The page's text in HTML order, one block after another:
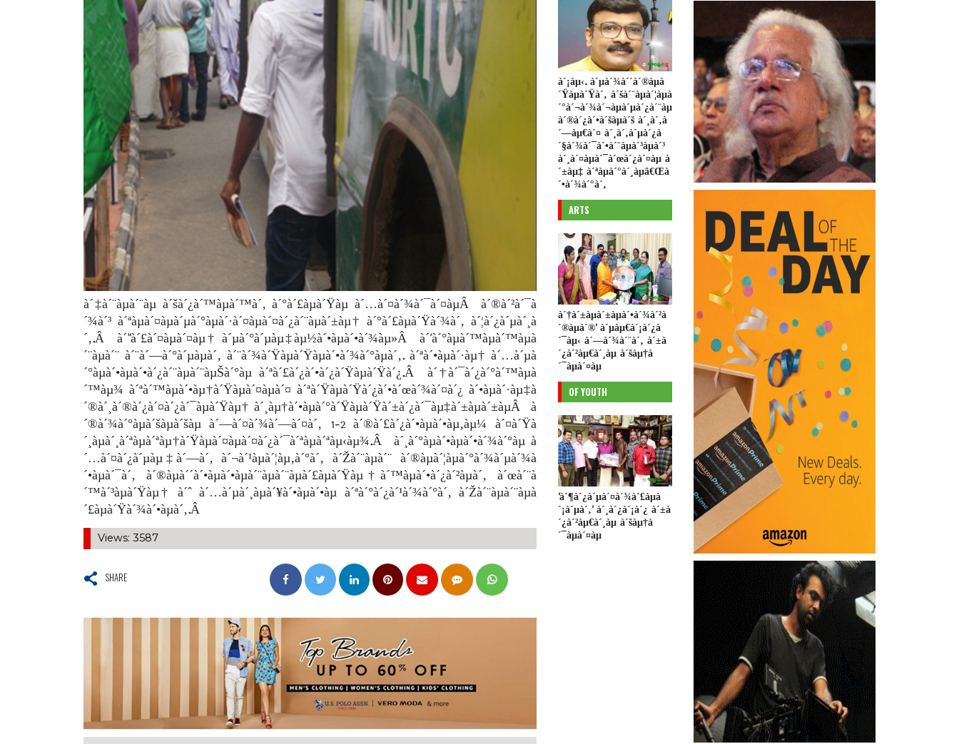
à´‡à´¨àµà´¨àµ à´šà´¿à´™àµà´™à´‚ à´°à´£àµà´Ÿàµ à´…à´¤à´¾à´¯à´¤àµÂ à´®à´²à´¯à
´¾à´³ à´ªàµà´¤àµà´µà´°àµà´·à´¤àµà´¤à´¿à´¨àµà´±àµ† à´°à´£àµà´Ÿà´¾à´‚ à´¦à´¿à´µà´¸à
´‚.Â à´“à´£à´¤àµà´¤àµ† à´µà´°à´µàµ‡àµ½à´•àµà´•à´¾àµ»Â à´’à´°àµà´™àµà´™àµà
´¨àµà´¨ à´¨à´—à´°à´µàµà´‚ à´¨à´¾à´Ÿàµà´Ÿàµà´•à´¾à´°àµà´‚. à´ªà´•àµà´·àµ† à´…à´µà
´°àµà´•àµà´•à´¿à´¨àµà´¨àµŠà´°àµ à´ªà´£à´¿à´•à´¿à´Ÿàµà´Ÿà´¿.Â à´†à´¯à´¿à´°à´™àµà
´™àµ¾ à´ªà´™àµà´•àµ†à´Ÿàµà´¤àµà´¤ à´ªà´Ÿàµà´Ÿà´¿à´•à´œà´¾à´¤à´¿ à´•àµà´·àµ‡à
´®à´¸à´®à´¿à´¤à´¿à´¯àµà´Ÿàµ† à´¸àµ†à´•àµà´°à´Ÿàµà´Ÿà´±à´¿à´¯àµ‡à´±àµà´±àµÂ à
´®à´¾à´°àµà´šàµà´šàµ à´—à´¤à´¾à´—à´¤à´‚ 1-2 à´®à´£à´¿à´•àµà´•àµ‚àµ¼ à´¤à´Ÿà
´¸àµà´¸à´ªàµà´ªàµ†à´Ÿàµà´¤àµà´¤à´¿à´¯à´ªàµà´ªàµ‹àµ¾.Â à´¸à´°àµà´•àµà´•à´¾à´°àµ à
´…à´¤à´¿à´µàµ‡à´—à´‚ à´¬à´¹àµà´¦àµ‚à´°à´‚ à´Žà´¨àµà´¨ à´®àµà´¦àµà´°à´¾à´µà´¾à
´•àµà´¯à´‚ à´®àµà´´à´•àµà´•àµà´¨àµà´¨àµà´£àµà´Ÿàµ†à´™àµà´•à´¿à´²àµà´‚ à´œà´¨à
´™à´³àµà´Ÿàµ† à´ˆ à´…à´µà´¸àµà´¥à´•àµà´•àµ à´ªà´°à´¿à´¹à´¾à´°à´‚ à´Žà´¨àµà´¨àµà
´£àµà´Ÿà´¾à´•àµà´‚.Â
Views: 3587
SHARE
à´¡àµ‹. à´µà´¾à´´à´®àµà
´Ÿàµà´Ÿà´‚ à´šà´¨àµà´¦àµà
´°à´¬à´¾à´¬àµà´µà´¿à´¨àµ
à´®à´¿à´•à´šàµà´š à´¸à´‚à
´—àµ€à´¤ à´¸à´‚à´µà´¿à
´§à´¾à´¯à´•à´¨àµà´³àµà´³
à´¸à´¤àµà´¯à´œà´¿à´¤àµ à
´±àµ‡ à´ªàµà´°à´¸àµâ€Œà
´•à´¾à´°à´‚
ARTS
à´†à´±àµà´±àµà´•à´¾à´²à
´®àµà´®' à´µàµ€à´¡à´¿à
´¯àµ‹ à´—à´¾à´¨à´‚ à´±à
´¿à´²àµ€à´¸àµ à´šàµ†à
´¯àµà´¤àµ
OF YOUTH
'à´¶à´¿à´µà´¤à´¾à´£àµà
´¡à´µà´‚' à´¸à´¿à´¡à´¿ à´±à
´¿à´²àµ€à´¸àµ à´šàµ†à
´¯àµà´¤àµ